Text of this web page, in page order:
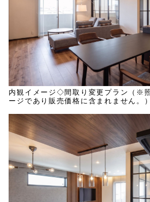
内観イメージ◇間取り変更プラン（※
ージであり販売価格に含まれません。）